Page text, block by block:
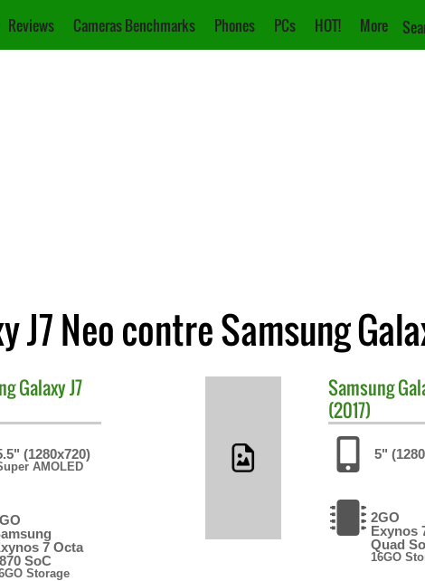
Reviews Cameras Benchmarks Phones PCs HOT! More
J7 Neo contre Samsung
Galaxy J7
(1280x720)
AMOLED
7 Octa
SoC
Storage
Samsung
(2017)
5"
2GO
Exynos
Quad
16GO